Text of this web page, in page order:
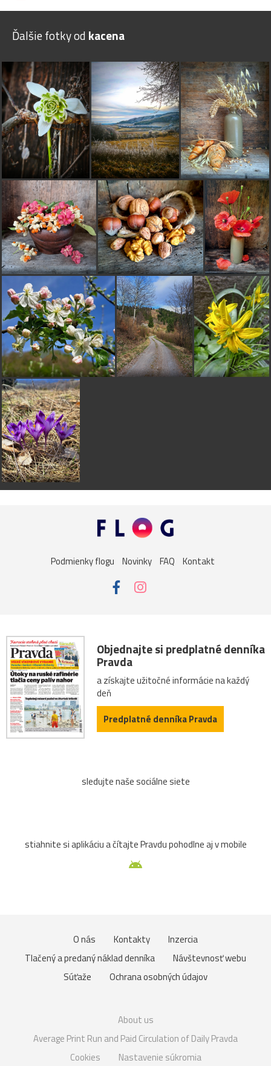
Ďalšie fotky od kacena
Podmienky flogu Novinky FAQ Kontakt
Objednajte si predplatné denníka
Pravda
a získajte užitočné informácie na každý
deň
Predplatné denníka Pravda
sledujte naše sociálne siete
stiahnite si aplikáciu a čítajte Pravdu pohodlne aj v mobile
O nás Kontakty
Inzercia
Tlačený a predaný náklad denníka
Návštevnosť webu
Súťaže
Ochrana osobných údajov
About us
Average Print Run and Paid Circulation of Daily Pravda
Cookies
Nastavenie súkromia